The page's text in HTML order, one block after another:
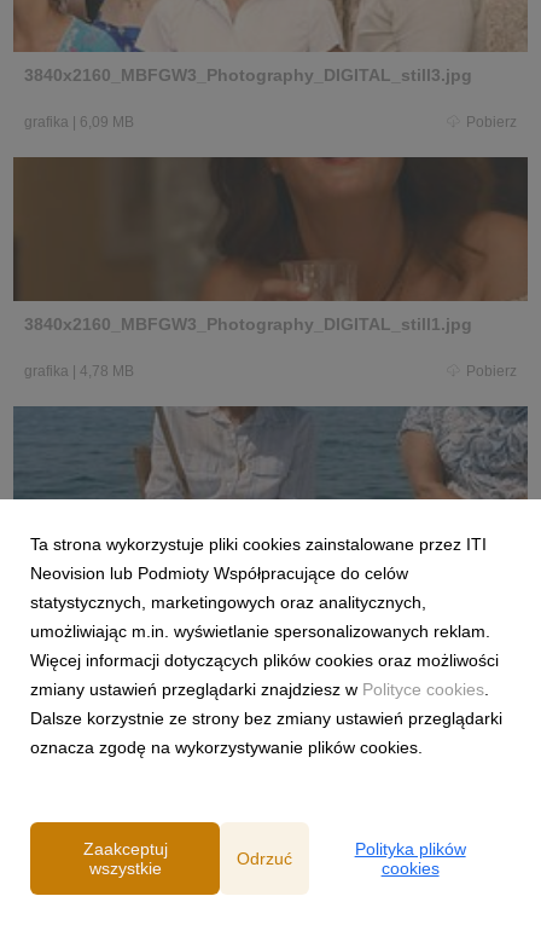
3840x2160_MBFGW3_Photography_DIGITAL_still3.jpg
grafika 6,09 MB Pobierz
3840x2160_MBFGW3_Photography_DIGITAL_still1.jpg
grafika 4,78 MB Pobierz
3840x2160_MBFGW3_Photography_DIGITAL_still10.jpg
grafika
3840x2160_MBFGW3_Photography_DIGITAL_still6.jpg
6,28 MB
Ta strona wykorzystuje pliki cookies zainstalowane przez ITI
Neovision lub Podmioty Współpracujące do celów
statystycznych, marketingowych oraz analitycznych,
umożliwiając m.in. wyświetlanie spersonalizowanych reklam.
Więcej informacji dotyczących plików cookies oraz możliwości
zmiany ustawień przeglądarki znajdziesz w Polityce cookies
Dalsze korzystnie ze strony bez zmiany ustawień przeglądarki
oznacza zgodę na wykorzystywanie plików cookies.
Zaakceptuj
wszystkie
Odrzuć
Polityka plików
cookies